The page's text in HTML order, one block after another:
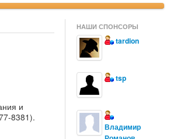
и
8381).
НАШИ СПОНСОРЫ
tardion
tsp
Владимир